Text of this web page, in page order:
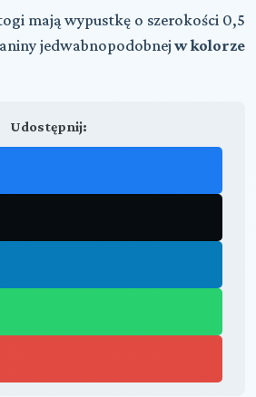
mają wypustkę o szerokości 0,5
jedwabnopodobnejw kolorze
Udostępnij: